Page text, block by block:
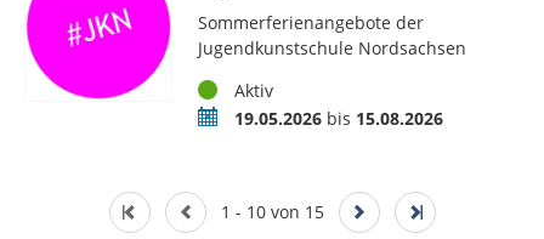
Sommerferienangebote der
Jugendkunstschule Nordsachsen
StatusAktiv
Zeitraum19.05.2026bis 15.08.2026
1 - 10 von 15